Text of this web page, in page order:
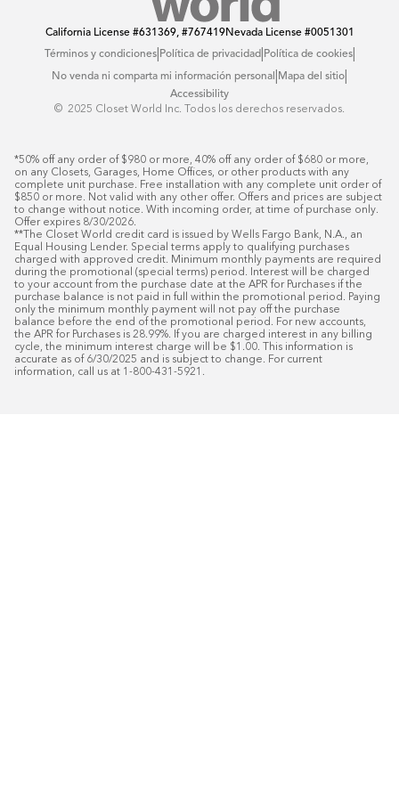
California License#631369, #767419Nevada License#0051301
Términos y condiciones| Política de privacidad| Política de cookies|
No venda ni comparta mi información personal Mapa del sitio
Accessibility
© ️ 2025 Closet World Inc. Todos los derechos reservados.
*50% off any order of $980 or more, 40% off any order of $680 or more,
on any Closets, Garages, Home Offices, or other products with any
complete unit purchase. Free installation with any complete unit order of
$850 or more. Not valid with any other offer. Offers and prices are subject
to change without notice. With incoming order, at time of purchase only.
Offer expires 8/30/2026.
**The Closet World credit card is issued by Wells Fargo Bank, N.A., an
Equal Housing Lender. Special terms apply to qualifying purchases
charged with approved credit. Minimum monthly payments are required
during the promotional (special terms) period. Interest will be charged
to your account from the purchase date at the APR for Purchases if the
purchase balance is not paid in full within the promotional period. Paying
only the minimum monthly payment will not pay off the purchase
balance before the end of the promotional period. For new accounts,
the APR for Purchases is 28.99%. If you are charged interest in any billing
cycle, the minimum interest charge will be $1.00. This information is
accurate as of 6/30/2025 and is subject to change. For current
information, call us at 1-800-431-5921.